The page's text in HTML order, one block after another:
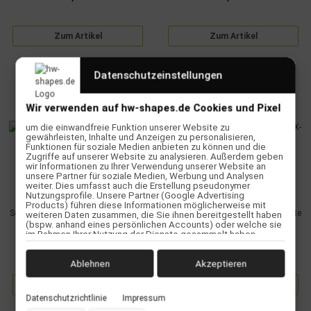
Zum Artikel Zum Artikel
Surfboard CHANNEL ISLANDS X-lite
Chancho 7.6 Rot
Surfboard CHANNEL ISLANDS X-lite
Chancho 7.6 Tan
Datenschutzeinstellungen
Wir verwenden auf hw-shapes.de Cookies und Pixel
um die einwandfreie Funktion unserer Website zu
gewährleisten, Inhalte und Anzeigen zu personalisieren,
Funktionen für soziale Medien anbieten zu können und die
Zugriffe auf unserer Website zu analysieren. Außerdem geben
wir Informationen zu Ihrer Verwendung unserer Website an
unsere Partner für soziale Medien, Werbung und Analysen
weiter. Dies umfasst auch die Erstellung pseudonymer
Nutzungsprofile. Unsere Partner (Google Advertising
Products) führen diese Informationen möglicherweise mit
weiteren Daten zusammen, die Sie ihnen bereitgestellt haben
(bspw. anhand eines persönlichen Accounts) oder welche sie
im Rahmen Ihrer Nutzung der Dienste gesammelt haben
Nutzung von Cookies und Pixeln können Sie jederzeit
widerrufen, indem Sie auf den Datenschutz-Button links unten
klicken und dort die entsprechenden Anpassungen
Zwecke der Datenverarbeitung durch unsere Partner:
Datenschutzrichtlinie Impressum
Ablehnen Akzeptieren